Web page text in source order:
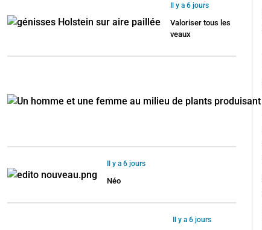
Il y a 6 jours
Valoriser tous les
veaux
Il y a 6 jours
Néo
Il y a 6 jours